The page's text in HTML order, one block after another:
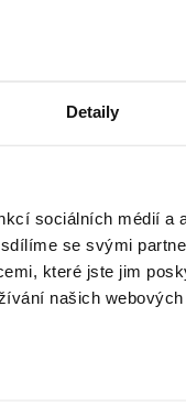
Detaily
sociálních médií
se svými
které jste jim
našich